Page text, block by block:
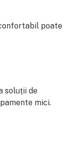
poate
soluții de
mici.